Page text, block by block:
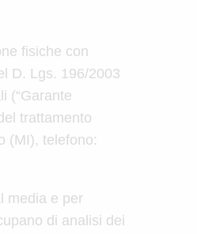
fisiche con
D. Lgs. 196/2003
(“Garante
trattamento
(MI), telefono:
media e per
di analisi dei